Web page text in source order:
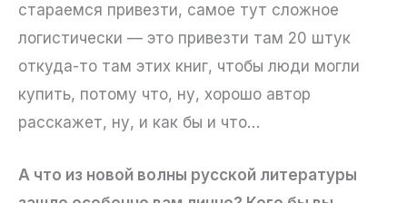
стараемся привезти, самое тут сложное
логистически — это привезти там 20 штук
откуда-то там этих книг, чтобы люди могли
купить, потому что, ну, хорошо автор
расскажет, ну, и как бы и что…
А что из новой волны русской литературы